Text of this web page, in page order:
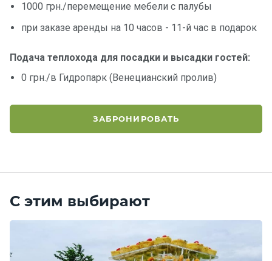
1000 грн./перемещение мебели с палубы
при заказе аренды на 10 часов - 11-й час в подарок
Подача теплохода для посадки и высадки гостей:
0 грн./в Гидропарк (Венецианский пролив)
ЗАБРОНИРОВАТЬ
С этим выбирают